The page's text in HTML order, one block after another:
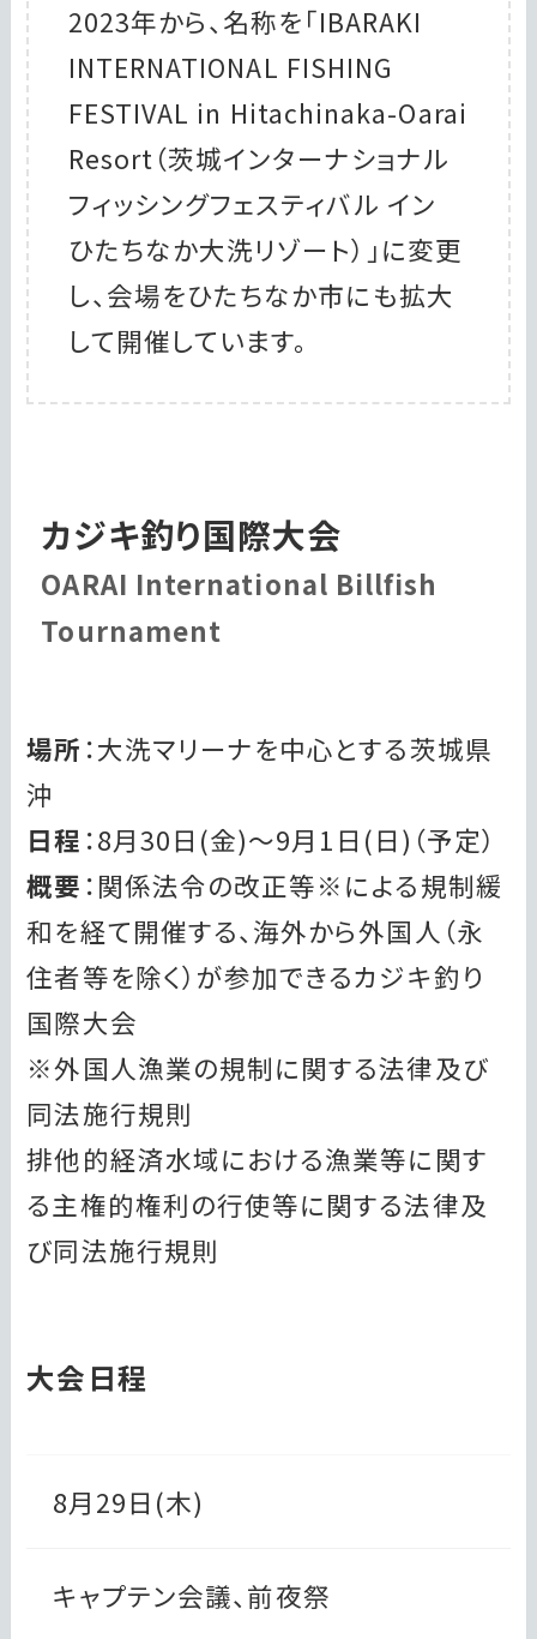
2023年から、名称を「IBARAKI
INTERNATIONAL FISHING
FESTIVAL in Hitachinaka-Oarai
Resort（茨城インターナショナル
フィッシングフェスティバル イン
ひたちなか大洗リゾート）」に変更
し、会場をひたちなか市にも拡大
して開催しています。
カジキ釣り国際大会
OARAI International Billfish
Tournament
場所 ：大洗マリーナを中心とする茨城県
沖
日程 ：8月30日(金)～9月1日(日)（予定）
概要 ：関係法令の改正等※による規制緩
和を経て開催する、海外から外国人（永
住者等を除く）が参加できるカジキ釣り
国際大会
※外国人漁業の規制に関する法律及び
同法施行規則
排他的経済水域における漁業等に関す
る主権的権利の行使等に関する法律及
び同法施行規則
大会日程
8月29日(木)
キャプテン会議、前夜祭